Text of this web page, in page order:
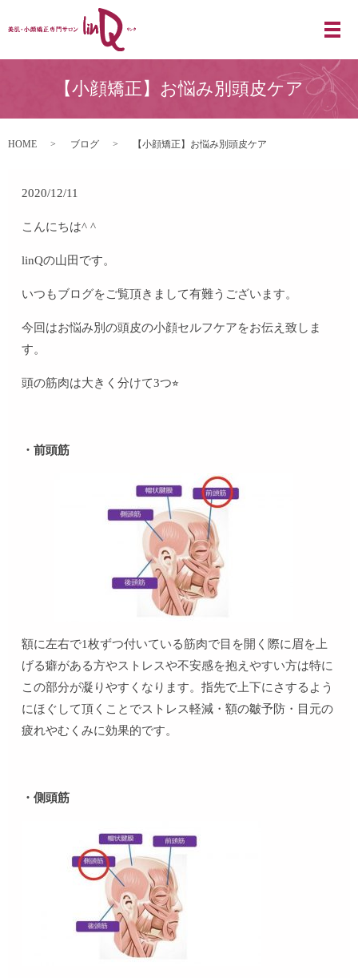
【小顔矯正】お悩み別頭皮ケア
HOME ブログ 【小顔矯正】お悩み別頭皮ケア
2020/12/11
こんにちは^ ^
linQの山田です。
いつもブログをご覧頂きまして有難うございます。
今回はお悩み別の頭皮の小顔セルフケアをお伝え致しま
す。
頭の筋肉は大きく分けて3つ⭐︎
・前頭筋
額に左右で1枚ずつ付いている筋肉で目を開く際に眉を上
げる癖がある方やストレスや不安感を抱えやすい方は特に
この部分が凝りやすくなります。指先で上下にさするよう
にほぐして頂くことでストレス軽減・額の皺予防・目元の
疲れやむくみに効果的です。
・側頭筋